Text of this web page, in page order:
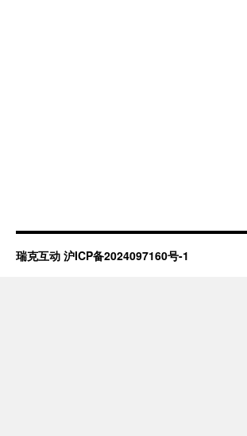
瑞克互动 沪ICP备2024097160号-1